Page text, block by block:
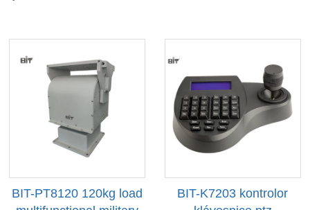
BIT-PT8120 120kg load
BIT-K7203 kontrolor